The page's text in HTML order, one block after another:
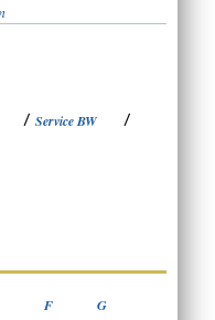
/ Service BW
/
F
G